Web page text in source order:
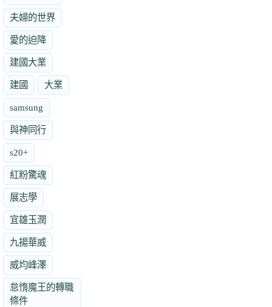
夫婦的世界
愛的迫降
建國大業
建國 大業
samsung
與神同行
s20+
紅粉驚魂
展志學
宜雄玉潤
九揚華威
威均峰澤
怠惰魔王的轉職
條件